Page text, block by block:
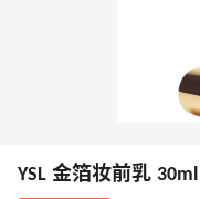
YSL 金箔妆前乳 30ml